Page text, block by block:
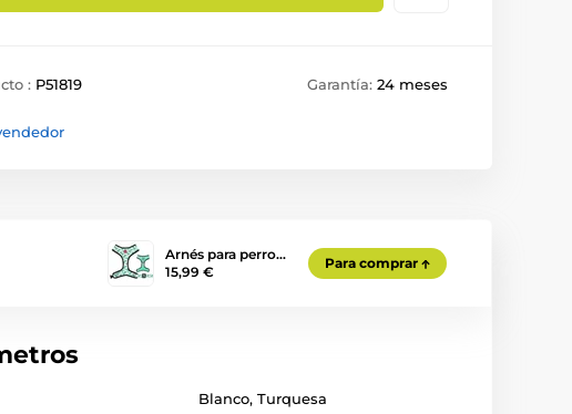
: P51819 Garantía: 24 meses
Arnés para perro…
15,99 €
Para comprar
Blanco,Turquesa